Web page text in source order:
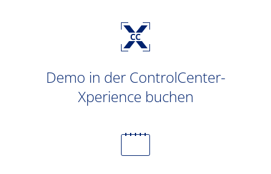
Demo in der ControlCenter-
Xperience buchen